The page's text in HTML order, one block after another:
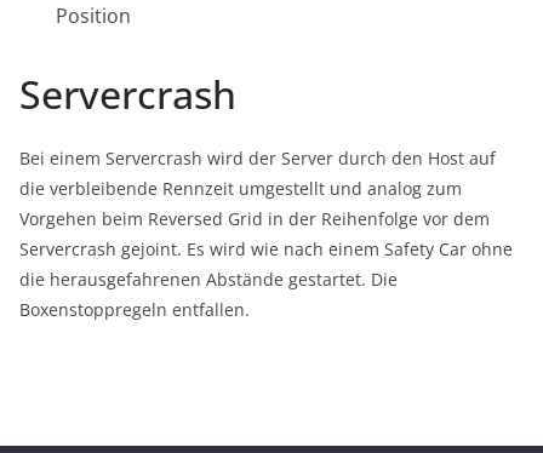
Position
Servercrash
Bei einem Servercrash wird der Server durch den Host auf
die verbleibende Rennzeit umgestellt und analog zum
Vorgehen beim Reversed Grid in der Reihenfolge vor dem
Servercrash gejoint. Es wird wie nach einem Safety Car ohne
die herausgefahrenen Abstände gestartet. Die
Boxenstoppregeln entfallen.